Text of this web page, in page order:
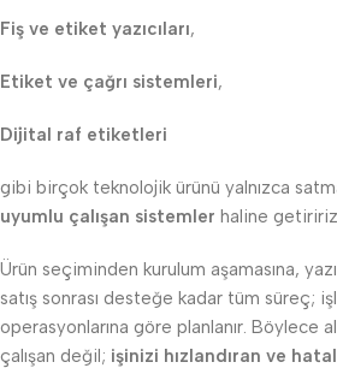
Fiş ve etiket yazıcıları,
Etiket ve çağrı sistemleri,
Dijital raf etiketleri
gibi birçok teknolojik ürünü yalnızca
uyumlu çalışan sistemler haline
Ürün seçiminden kurulum aşamasına,
satış sonrası desteğe kadar tüm süreç;
operasyonlarına göre planlanır. Böylece
çalışan değil; işinizi hızlandıran ve